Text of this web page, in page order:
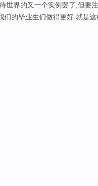
世界的又一个实例罢了,但要
们的毕业生们做得更好,就是这